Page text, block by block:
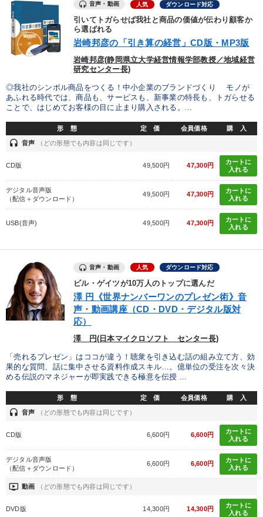
音声・動画 人気 ダウンロード対応
引いてトガらせば我社と商品の価値が伝わり顧客か
ら選ばれる
岩崎邦彦の「引き算の経営」CD版・MP3版
岩崎邦彦(静岡県立大学経営情報学部教授／地域経営
研究センター長)
◎我社のシンボル商品をつくる！中小企業のブランドづくり モノが
あふれる時代では、商品も、サービスも、新事業の特長も、トガらせる
ことで、はじめてお客様の目に止まり購入される。...
形 態 定 価 会員価格 購 入
headset 音声 （どの形態でも内容は同じです）
CD版 49,500円 47,300円
カートに
入れる
デジタル音声版
（配信＋ダウンロード）
49,500円 47,300円
カートに
入れる
USB(音声) 49,500円 47,300円
カートに
入れる
音声・動画 人気 ダウンロード対応
ビル・ゲイツが10万人のトップに選んだ
澤 円《世界ナンバーワンのプレゼン術》音
声・動画講座（CD・DVD・デジタル版対
応）
澤 円(日本マイクロソフト センター長)
「売れるプレゼン」はココが違う！聴衆を引き込む話の組み立て方、効
果的な質問、話に集中させる資料作成スキル…。億単位の受注を次々決
める伝説のマネジャーが即実践できる極意を伝授 ...
形 態 定 価 会員価格 購 入
headset 音声 （どの形態でも内容は同じです）
CD版 6,600円 6,600円
カートに
入れる
デジタル音声版
（配信＋ダウンロード）
6,600円 6,600円
カートに
入れる
ondemand_video 動画 （どの形態でも内容は同じです）
DVD版 14,300円 14,300円
カートに
入れる